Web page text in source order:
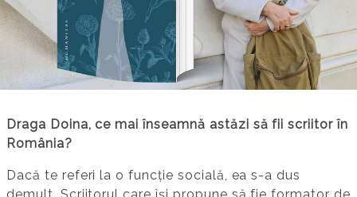
Draga Doina, ce mai înseamnă astăzi să fii scriitor în
România?
Dacă te referi la o funcție socială, ea s-a dus